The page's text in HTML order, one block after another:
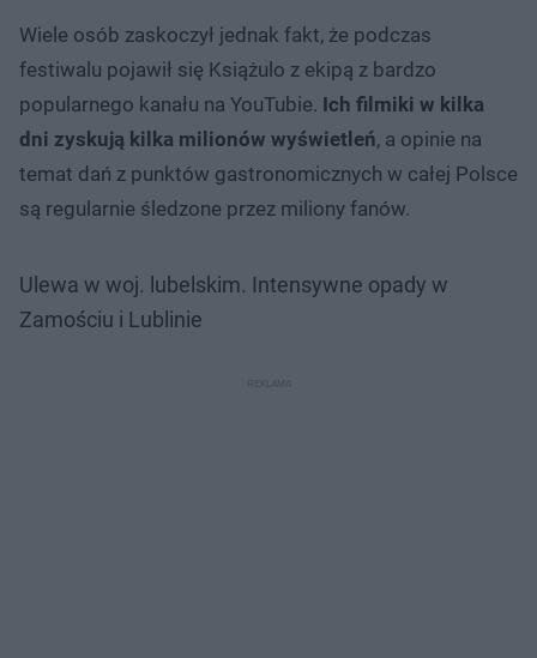
Wiele osób zaskoczył jednak fakt, że podczas
festiwalu pojawił się Książulo z ekipą z bardzo
popularnego kanału na YouTubie. Ich filmiki w kilka
dni zyskują kilka milionów wyświetleń, a opinie na
temat dań z punktów gastronomicznych w całej Polsce
są regularnie śledzone przez miliony fanów.
Ulewa w woj. lubelskim. Intensywne opady w
Zamościu i Lublinie